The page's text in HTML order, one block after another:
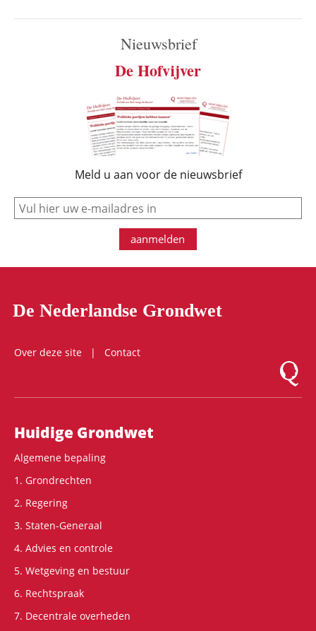
Nieuwsbrief
De Hofvijver
Meld u aan voor de nieuwsbrief
e-mail
aanmelden
De Nederlandse Grondwet
Over deze site
Contact
Logo
Hoofdnavigatie
Huidige Grondwet
Algemene bepaling
1. Grondrechten
2. Regering
3. Staten-Generaal
4. Advies en controle
5. Wetgeving en bestuur
6. Rechtspraak
7. Decentrale overheden